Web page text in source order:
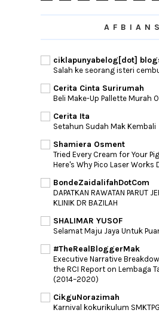
►June(6)
AFBIANS
ciklapunyabelog[dot]
Salah ke seorang isteri
Cerita Cinta Surirumah
Beli Make-Up Pallette Murah
Cerita Ita
Setahun Sudah Mak Kembali
Shamiera Osment
Tried Every Cream for Your
Here's Why Pico Laser Works
BondeZaidalifahDotCom
DAPATKAN RAWATAN PARUT
KLINIK DR BAZILAH
SHALIMAR YUSOF
Selamat Maju Jaya Untuk
#TheRealBloggerMak
Executive Narrative
the RCI Report on Lembaga
(2014–2020)
CikguNorazimah
Karnival kokurikulum